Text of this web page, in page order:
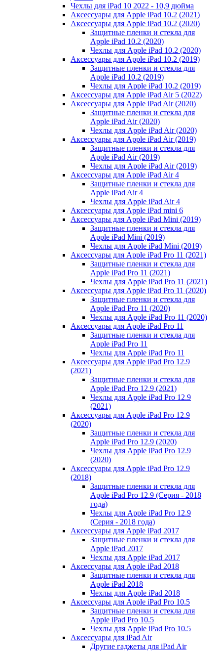
Чехлы для iPad 10 2022 - 10,9 дюйма
Аксессуары для Apple iPad 10.2 (2021)
Аксессуары для Apple iPad 10.2 (2020)
Защитные пленки и стекла для
Apple iPad 10.2 (2020)
Чехлы для Apple iPad 10.2 (2020)
Аксессуары для Apple iPad 10.2 (2019)
Защитные пленки и стекла для
Apple iPad 10.2 (2019)
Чехлы для Apple iPad 10.2 (2019)
Аксессуары для Apple iPad Air 5 (2022)
Аксессуары для Apple iPad Air (2020)
Защитные пленки и стекла для
Apple iPad Air (2020)
Чехлы для Apple iPad Air (2020)
Аксессуары для Apple iPad Air (2019)
Защитные пленки и стекла для
Apple iPad Air (2019)
Чехлы для Apple iPad Air (2019)
Аксессуары для Apple iPad Air 4
Защитные пленки и стекла для
Apple iPad Air 4
Чехлы для Apple iPad Air 4
Аксессуары для Apple iPad mini 6
Аксессуары для Apple iPad Mini (2019)
Защитные пленки и стекла для
Apple iPad Mini (2019)
Чехлы для Apple iPad Mini (2019)
Аксессуары для Apple iPad Pro 11 (2021)
Защитные пленки и стекла для
Apple iPad Pro 11 (2021)
Чехлы для Apple iPad Pro 11 (2021)
Аксессуары для Apple iPad Pro 11 (2020)
Защитные пленки и стекла для
Apple iPad Pro 11 (2020)
Чехлы для Apple iPad Pro 11 (2020)
Аксессуары для Apple iPad Pro 11
Защитные пленки и стекла для
Apple iPad Pro 11
Чехлы для Apple iPad Pro 11
Аксессуары для Apple iPad Pro 12.9
(2021)
Защитные пленки и стекла для
Apple iPad Pro 12.9 (2021)
Чехлы для Apple iPad Pro 12.9
(2021)
Аксессуары для Apple iPad Pro 12.9
(2020)
Защитные пленки и стекла для
Apple iPad Pro 12.9 (2020)
Чехлы для Apple iPad Pro 12.9
(2020)
Аксессуары для Apple iPad Pro 12.9
(2018)
Защитные пленки и стекла для
Apple iPad Pro 12.9 (Серия - 2018
года)
Чехлы для Apple iPad Pro 12.9
(Серия - 2018 года)
Аксессуары для Apple iPad 2017
Защитные пленки и стекла для
Apple iPad 2017
Чехлы для Apple iPad 2017
Аксессуары для Apple iPad 2018
Защитные пленки и стекла для
Apple iPad 2018
Чехлы для Apple iPad 2018
Аксессуары для Apple iPad Pro 10.5
Защитные пленки и стекла для
Apple iPad Pro 10.5
Чехлы для Apple iPad Pro 10.5
Аксессуары для iPad Air
Другие гаджеты для iPad Air